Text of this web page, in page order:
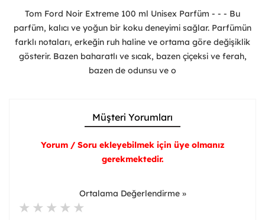
Tom Ford Noir Extreme 100 ml Unisex Parfüm - - - Bu
parfüm, kalıcı ve yoğun bir koku deneyimi sağlar. Parfümün
farklı notaları, erkeğin ruh haline ve ortama göre değişiklik
gösterir. Bazen baharatlı ve sıcak, bazen çiçeksi ve ferah,
bazen de odunsu ve o
Müşteri Yorumları
Yorum / Soru ekleyebilmek için üye olmanız
gerekmektedir.
Ortalama Değerlendirme »